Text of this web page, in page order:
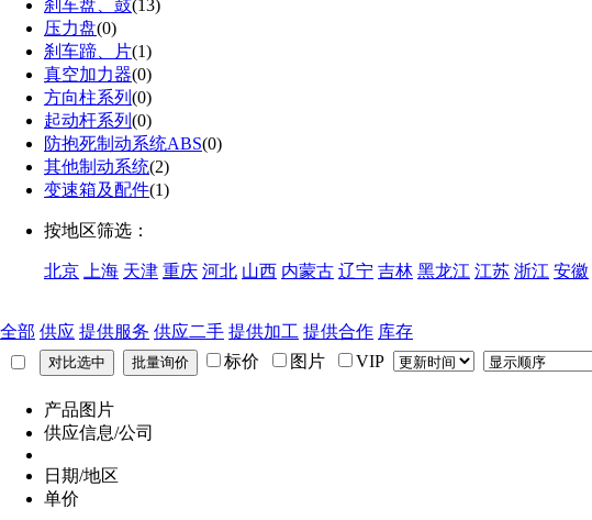
刹车盘、鼓(13)
压力盘(0)
刹车蹄、片(1)
真空加力器(0)
方向柱系列 (0)
起动杆系列 (0)
防抱死制动系统ABS(0)
其他制动系统(2)
变速箱及配件(1)
按地区筛选：
北京 上海 天津 重庆 河北 山西 内蒙古 辽宁 吉林 黑龙江 江苏 浙江 安徽
全部 供应 提供服务 供应二手 提供加工 提供合作 库存
标价
图片 VIP
产品图片
供应信息/公司
日期/地区
单价